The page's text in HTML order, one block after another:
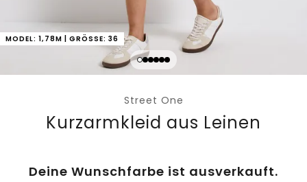
MODEL: 1,78M | GRÖSSE: 36
Street One
Kurzarmkleid aus Leinen
Deine Wunschfarbe ist ausverkauft.